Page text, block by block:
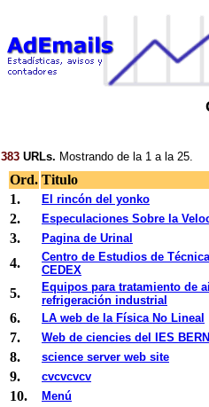
383 URLs. Mostrando de la 1 a la 25.
Ord. Titulo
1.
El rincón del yonko
2. Especulaciones Sobre la
3. Pagina de Urinal
4.
Centro de Estudios de
CEDEX
5.
Equipos para tratamiento de
refrigeración industrial
6. LA web de la Física No Lineal
7. Web de ciencies del IES
8. science server web site
9. cvcvcvcv
10. Menú